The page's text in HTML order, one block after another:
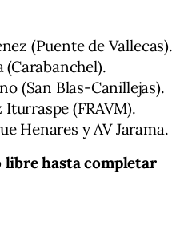
(Puente de Vallecas).
(Carabanchel).
(San Blas-Canillejas).
Iturraspe (FRAVM).
Henares y AV Jarama.
libre hasta completar